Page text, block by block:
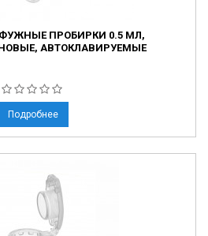
ПРОБИРКИ 0.5 МЛ,
АВТОКЛАВИРУЕМЫЕ
Подробнее